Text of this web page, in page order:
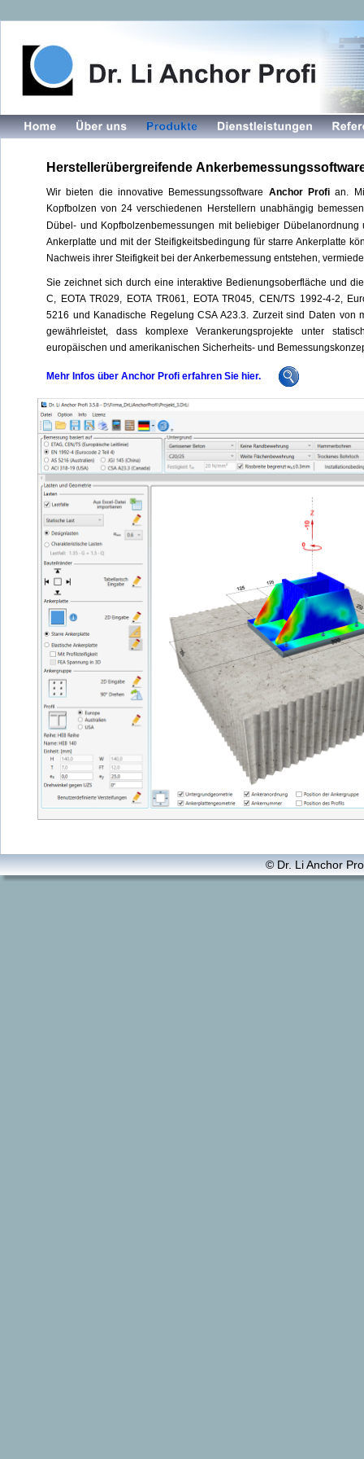
Holen Sie sich Ihre kostenfreie Testversion!
© Dr. Li Anchor
Herstellerübergreifende
Wir bieten die innovative Bemessungssoftware Anchor Profi an.
Kopfbolzen von 24 verschiedenen Herstellern unabhängig
Dübel- und Kopfbolzenbemessungen mit beliebiger
Ankerplatte und mit der Steifigkeitsbedingung für starre Ankerplatte
Nachweis ihrer Steifigkeit bei der Ankerbemessung entstehen,
Sie zeichnet sich durch eine interaktive Bedienungsoberfläche und
C, EOTA TR029, EOTA TR061, EOTA TR045, CEN/TS 1992-4-2,
5216 und Kanadische Regelung CSA A23.3. Zurzeit sind Daten
gewährleistet, dass komplexe Verankerungsprojekte unter
europäischen und amerikanischen Sicherheits- und
Mehr Infos über Anchor Profi erfahren Sie hier.